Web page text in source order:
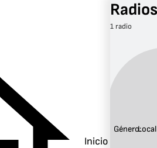
Inicio
1 radio
Género:Local